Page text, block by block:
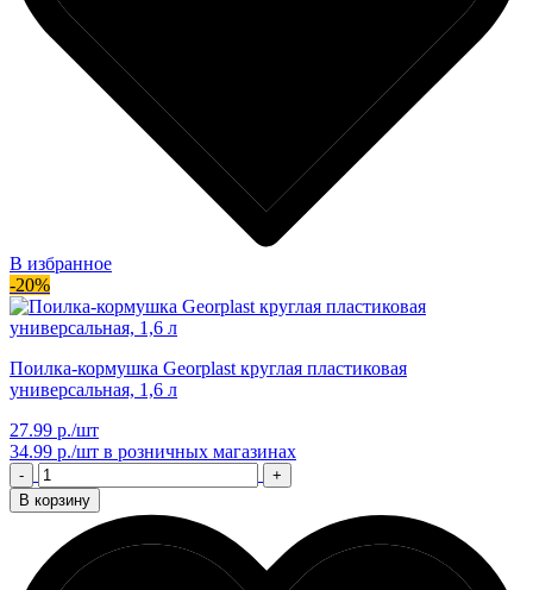
В избранное
-20%
Поилка-кормушка Georplast круглая пластиковая
универсальная, 1,6 л
27.99 р./шт
34.99 р./шт в розничных магазинах
-
+
В корзину